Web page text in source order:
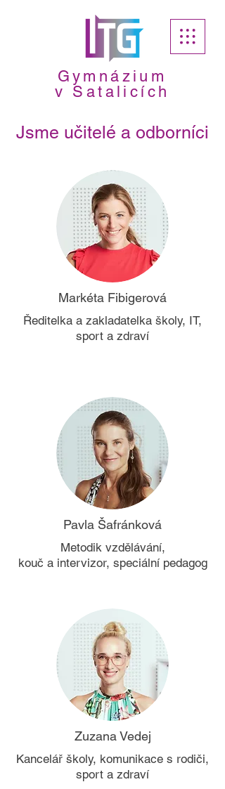
Gymnázium
v Satalicích
Jsme učitelé a odborníci
Markéta Fibigerová
Ředitelka a zakladatelka školy, IT,
sport a zdraví
Pavla Šafránková
Metodik vzdělávání,
kouč a intervizor, speciální pedagog
Zuzana Vedej
Kancelář školy, komunikace s rodiči,
sport a zdraví​​